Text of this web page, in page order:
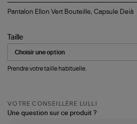
Pantalon
Bouteille,
Capsule
Deià
Pantalon Ellon Vert Bouteille, Capsule Deià
Taille
Prendre votre taille habituelle.
VOTRE CONSEILLÈRE LULLI
Une question sur ce produit ?